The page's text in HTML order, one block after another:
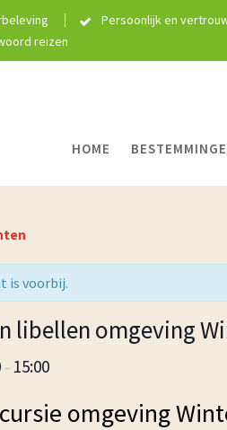
Persoonlijk en
reizen
HOME
is voorbij.
libellen omgeving
– 15:00
omgeving